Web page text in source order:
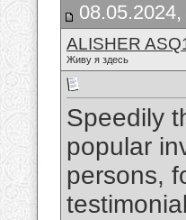
ALISHER
Живу я здесь
Speedily
popular
persons,